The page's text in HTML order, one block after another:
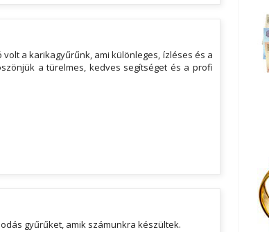
a karikagyűrűnk, ami különleges, ízléses és a
a türelmes, kedves segítséget és a profi
gyűrűket, amik számunkra készültek.